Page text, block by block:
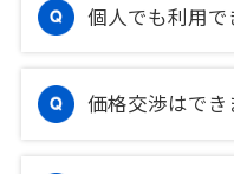
個人でも利用で
価格交渉はでき